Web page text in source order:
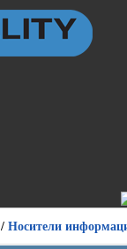
/ Носители